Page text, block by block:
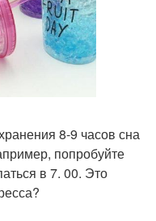
8-9 часов сна
попробуйте
в 7. 00. Это